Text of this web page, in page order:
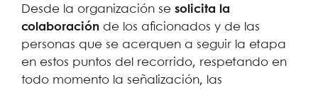
Desde la organización se solicita la
colaboración de los aficionados y de las
personas que se acerquen a seguir la etapa
en estos puntos del recorrido, respetando en
todo momento la señalización, las